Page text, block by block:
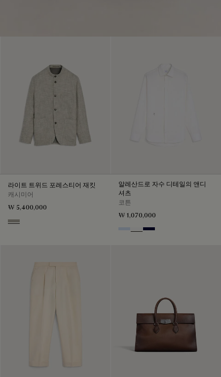
라이트 트위드 포레스티어 재킷
캐시미어
₩ 5,400,000
Beige Melange
알레산드로 자수 디테일의 앤디
셔츠
코튼
₩ 1,070,000
Sky Blue
Blanc Optique
Nero Blue